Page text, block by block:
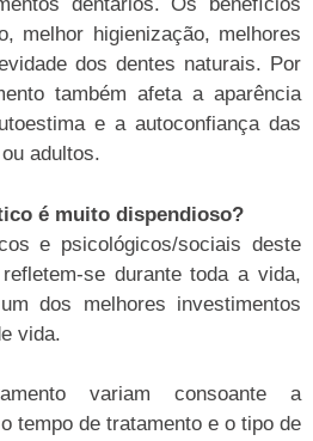
melhor higienização, melhores
dos dentes naturais. Por
também afeta a aparência
e a autoconfiança das
adultos.
é muito dispendioso?
e psicológicos/sociais deste
se durante toda a vida,
dos melhores investimentos
vida.
variam consoante a
tempo de tratamento e o tipo de